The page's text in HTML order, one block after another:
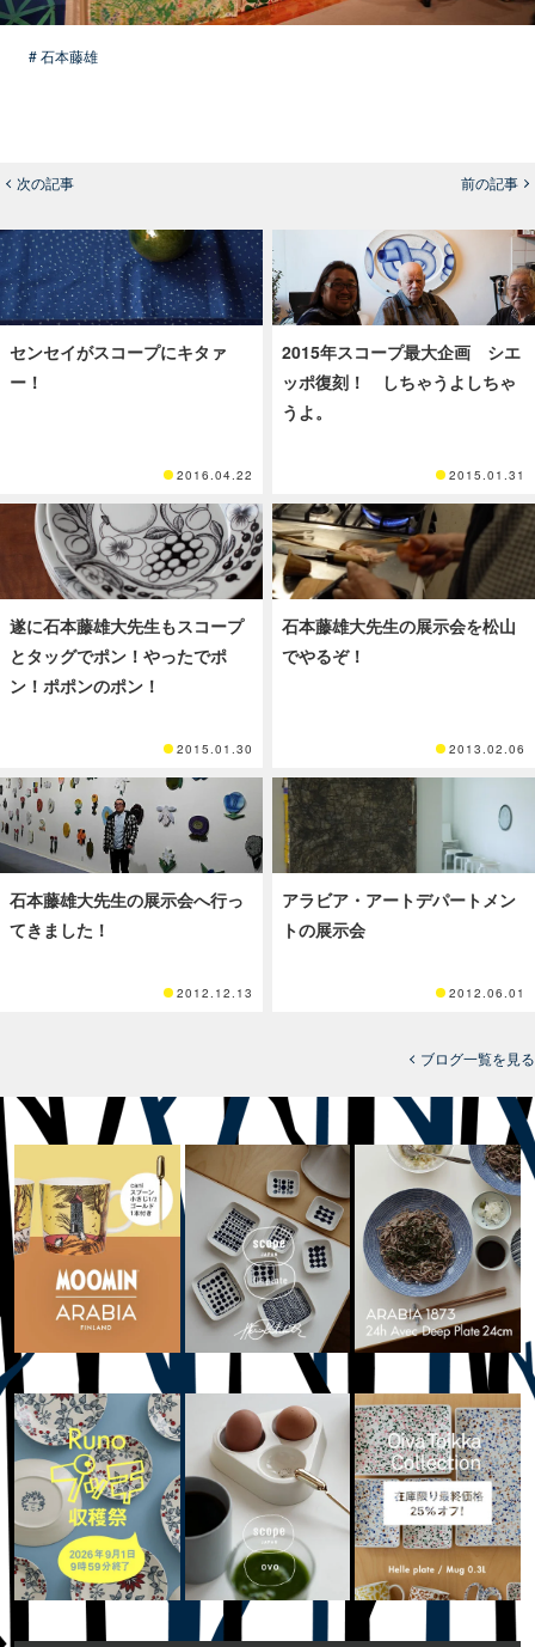
# 石本藤雄
次の記事 前の記事
センセイがスコープにキタァ
ー！
2016.04.22
2015年スコープ最大企画 シエ
ッポ復刻！ しちゃうよしちゃ
うよ。
2015.01.31
遂に石本藤雄大先生もスコープ
とタッグでポン！やったでポ
ン！ポポンのポン！
2015.01.30
石本藤雄大先生の展示会を松山
でやるぞ！
2013.02.06
石本藤雄大先生の展示会へ行っ
てきました！
2012.12.13
アラビア・アートデパートメン
トの展示会
2012.06.01
ブログ一覧を見る